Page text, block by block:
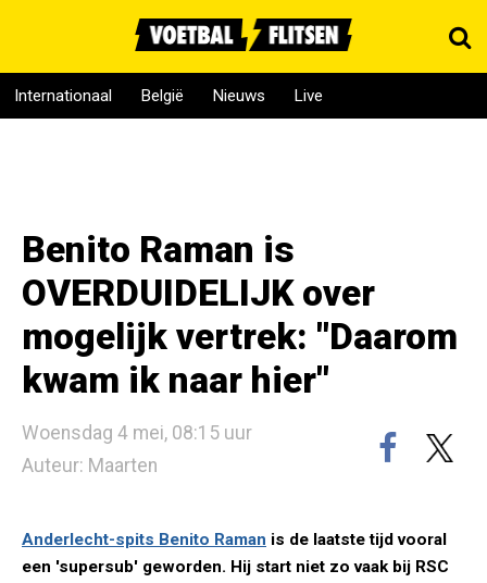
Internationaal België Nieuws Live
Benito Raman is
OVERDUIDELIJK over
mogelijk vertrek: "Daarom
kwam ik naar hier"
Woensdag 4 mei, 08:15 uur
Auteur: Maarten
Anderlecht-spits Benito Raman is de laatste tijd vooral
een 'supersub' geworden. Hij start niet zo vaak bij RSC